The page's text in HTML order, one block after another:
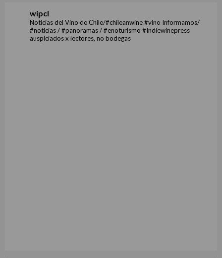
wipcl
Noticias del Vino de Chile/#chileanwine #vino Informamos/
#noticias / #panoramas / #enoturismo #Indiewinepress
auspiciados x lectores, no bodegas